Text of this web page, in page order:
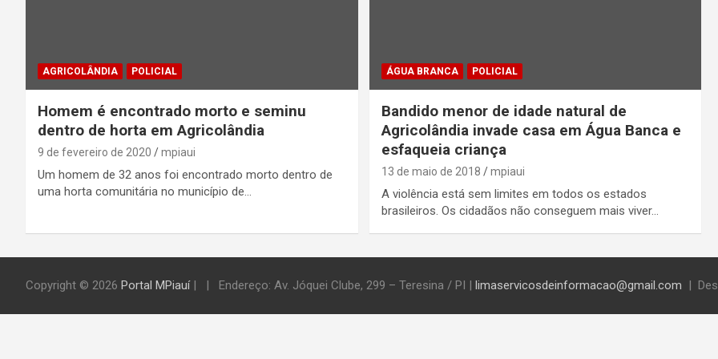
AGRICOLÂNDIA POLICIAL
Homem é encontrado morto e seminu
dentro de horta em Agricolândia
9 de fevereiro de 2020 mpiaui
Um homem de 32 anos foi encontrado morto dentro de
uma horta comunitária no município de…
ÁGUA BRANCA POLICIAL
Bandido menor de idade natural de
Agricolândia invade casa em Água Banca e
esfaqueia criança
13 de maio de 2018 mpiaui
A violência está sem limites em todos os estados
brasileiros. Os cidadãos não conseguem mais viver…
Copyright © 2026 Portal MPiauí| Endereço: Av. Jóquei Clube, 299 – Teresina / PI | limaservicosdeinformacao@gmail.com